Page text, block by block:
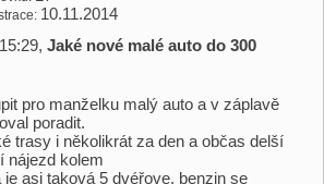
10.11.2014
Jaké nové malé auto do 300
pro manželku malý auto a v záplavě
poradit.
trasy i několikrát za den a občas delší
nájezd kolem
asi taková 5 dvéřove, benzin se